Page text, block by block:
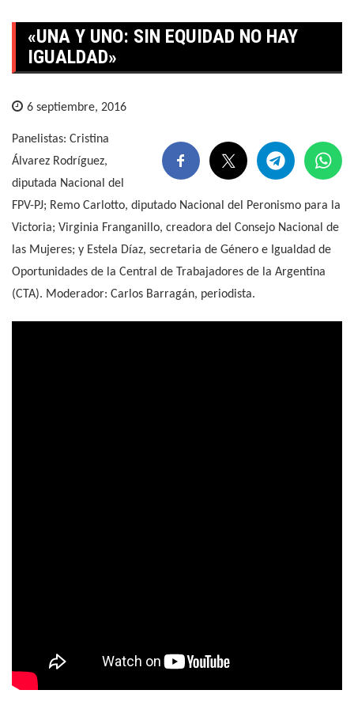
«UNA Y UNO: SIN EQUIDAD NO HAY
IGUALDAD»
6 septiembre, 2016
Panelistas: Cristina
Álvarez Rodríguez,
diputada Nacional del
FPV-PJ; Remo Carlotto, diputado Nacional del Peronismo para la
Victoria; Virginia Franganillo, creadora del Consejo Nacional de
las Mujeres; y Estela Díaz, secretaria de Género e Igualdad de
Oportunidades de la Central de Trabajadores de la Argentina
(CTA). Moderador: Carlos Barragán, periodista.